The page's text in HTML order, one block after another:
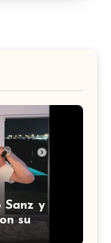
Sanz y
su